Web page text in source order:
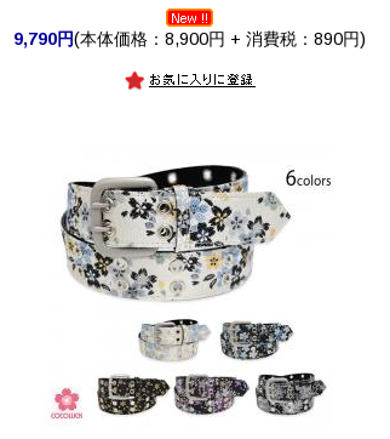
9,790円(本体価格：8,900円 + 消費税：890円)